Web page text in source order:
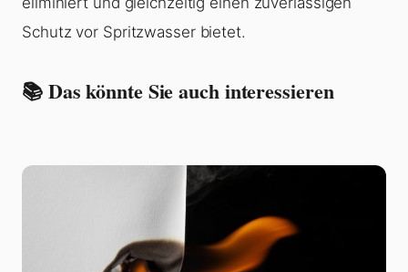
Schutz vor Spritzwasser bietet.
📚 Das könnte Sie auch interessieren